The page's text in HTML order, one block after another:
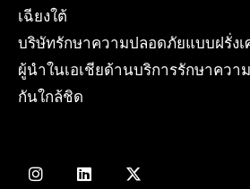
เฉียงใต้
บริษัทรักษาความปลอดภัยแบบฝรั่งเ
ผู้นำในเอเชียด้านบริการรักษาควา
กันใกล้ชิด
I
n
L
i
-